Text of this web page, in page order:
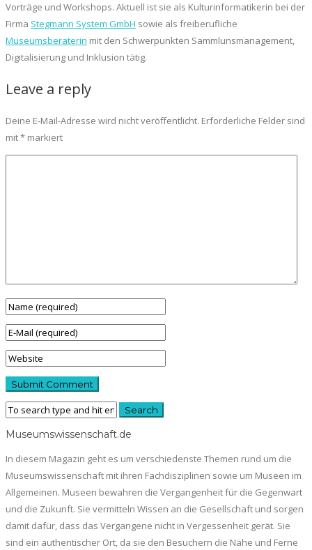
Vorträge und Workshops. Aktuell ist sie als Kulturinformatikerin bei der
Firma Stegmann System GmbH sowie als freiberufliche
Museumsberaterin mit den Schwerpunkten Sammlunsmanagement,
Digitalisierung und Inklusion tätig.
Leave a reply
Deine E-Mail-Adresse wird nicht veröffentlicht. Erforderliche Felder sind
mit* markiert
Museumswissenschaft.de
In diesem Magazin geht es um verschiedenste Themen rund um die
Museumswissenschaft mit ihren Fachdisziplinen sowie um Museen im
Allgemeinen. Museen bewahren die Vergangenheit für die Gegenwart
und die Zukunft. Sie vermitteln Wissen an die Gesellschaft und sorgen
damit dafür, dass das Vergangene nicht in Vergessenheit gerät. Sie
sind ein authentischer Ort, da sie den Besuchern die Nähe und Ferne